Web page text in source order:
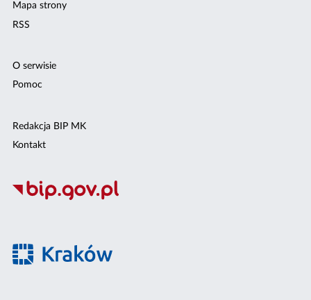
Mapa strony
RSS
O serwisie
Pomoc
Redakcja BIP MK
Kontakt